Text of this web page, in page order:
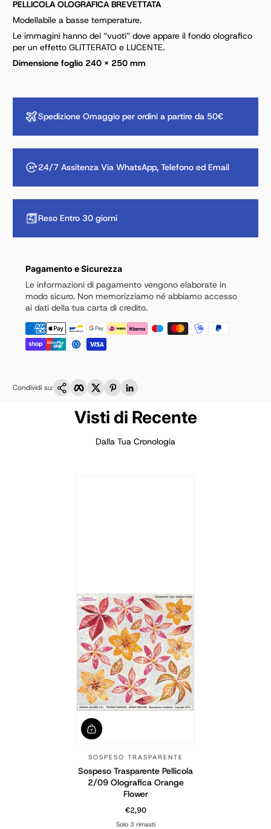
PELLICOLA OLOGRAFICA BREVETTATA
Modellabile a basse temperature.
Le immagini hanno dei “vuoti” dove appare il fondo olografico
per un effetto GLITTERATO e LUCENTE.
Dimensione foglio 240 x 250 mm
Spedizione Omaggio per ordini a partire da 50€
24/7 Assitenza Via WhatsApp, Telefono ed Email
Reso Entro 30 giorni
Pagamento e Sicurezza
Le informazioni di pagamento vengono elaborate in
modo sicuro. Non memorizziamo né abbiamo accesso
ai dati della tua carta di credito.
Condividi su:
Copia linkFacebook
TwitterPinterestLinkedIn
Visti di Recente
Dalla Tua Cronologia
SOSPESO TRASPARENTE
Sospeso Trasparente Pellicola
2/09 Olografica Orange
Flower
Prezzo normale
€2,90
Solo 3 rimasti